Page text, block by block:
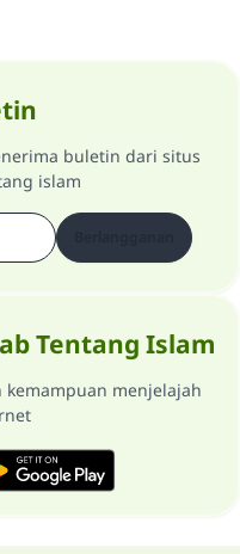
buletin dari situs
islam
Tentang Islam
kemampuan menjelajah